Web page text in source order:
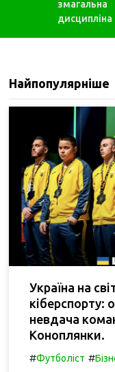
змагальна
дисципліна
Найпопулярніше
Україна на
кіберспорту:
невдача
Коноплянки.
#Футболіст #